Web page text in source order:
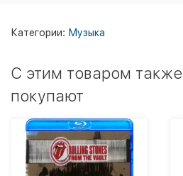
Категории: Музыка
C этим товаром также
покупают